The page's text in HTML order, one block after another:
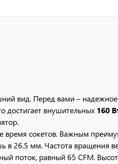
вид. Перед вами –
достигает внушительных 160
время сокетов. Важным
в 26.5 мм. Частота вращения
поток, равный 65 CFM.